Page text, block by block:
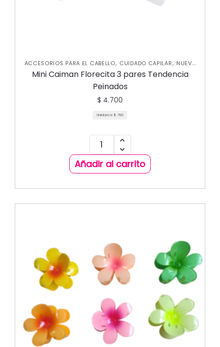
ACCESORIOS PARA EL CABELLO, CUIDADO CAPILAR, NUEVA
COLECCIÓN
Mini Caiman Florecita 3 pares Tendencia
Peinados
$ 4.700
Unidad a: $ 783
Añadir al carrito